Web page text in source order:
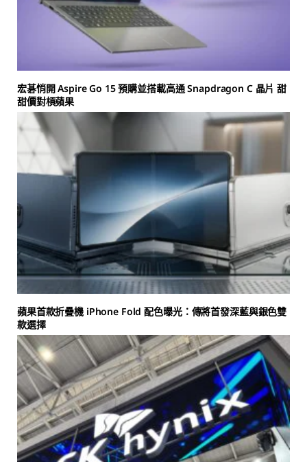
宏碁悄開 Aspire Go 15 預購並搭載高通 Snapdragon C 晶片 甜
甜價對槓蘋果
蘋果首款折疊機 iPhone Fold 配色曝光：傳將首發深藍與銀色雙
款選擇